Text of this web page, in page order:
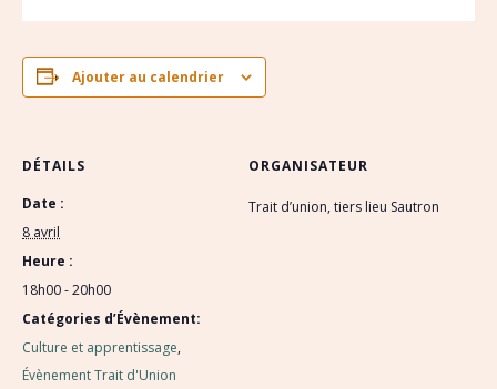
Ajouter au calendrier
DÉTAILS
Date :
8 avril
Heure :
18h00 - 20h00
Catégories d’Évènement:
Culture et apprentissage,
Évènement Trait d'Union
ORGANISATEUR
Trait d’union, tiers lieu Sautron